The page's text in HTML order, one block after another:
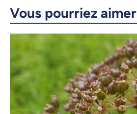
Vous pourriez aimer